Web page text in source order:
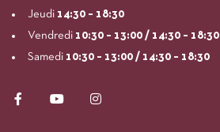
Jeudi 14:30 – 18:30
Vendredi 10:30 – 13:00 / 14:30 – 18:30
Samedi 10:30 – 13:00 / 14:30 – 18:30